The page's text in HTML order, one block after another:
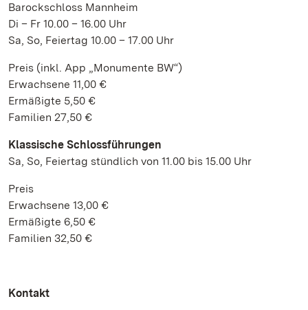
Barockschloss Mannheim
Di – Fr 10.00 – 16.00 Uhr
Sa, So, Feiertag 10.00 – 17.00 Uhr
Preis (inkl. App „Monumente BW“)
Erwachsene 11,00 €
Ermäßigte 5,50 €
Familien 27,50 €
Klassische Schlossführungen
Sa, So, Feiertag stündlich von 11.00 bis 15.00 Uhr
Preis
Erwachsene 13,00 €
Ermäßigte 6,50 €
Familien 32,50 €
Kontakt